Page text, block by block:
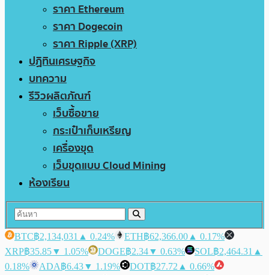
ราคา Ethereum
ราคา Dogecoin
ราคา Ripple (XRP)
ปฏิทินเศรษฐกิจ
บทความ
รีวิวผลิตภัณฑ์
เว็บซื้อขาย
กระเป๋าเก็บเหรียญ
เครื่องขุด
เว็บขุดแบบ Cloud Mining
ห้องเรียน
BTC฿2,134,031 ▲ 0.24% ETH฿62,366.00 ▲ 0.17%
XRP฿35.85▼ 1.05% DOGE฿2.34▼ 0.63% SOL฿2,464.31 ▲
0.18%
ADA฿6.43▼ 1.19% DOT฿27.72 ▲ 0.66%